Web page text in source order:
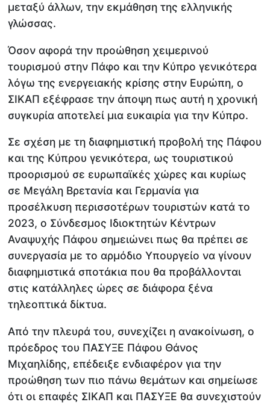
μεταξύ άλλων, την εκμάθηση της ελληνικής
γλώσσας.
Όσον αφορά την προώθηση χειμερινού
τουρισμού στην Πάφο και την Κύπρο γενικότερα
λόγω της ενεργειακής κρίσης στην Ευρώπη, ο
ΣΙΚΑΠ εξέφρασε την άποψη πως αυτή η χρονική
συγκυρία αποτελεί μια ευκαιρία για την Κύπρο.
Σε σχέση με τη διαφημιστική προβολή της Πάφου
και της Κύπρου γενικότερα, ως τουριστικού
προορισμού σε ευρωπαϊκές χώρες και κυρίως
σε Μεγάλη Βρετανία και Γερμανία για
προσέλκυση περισσοτέρων τουριστών κατά το
2023, ο Σύνδεσμος Ιδιοκτητών Κέντρων
Αναψυχής Πάφου σημειώνει πως θα πρέπει σε
συνεργασία με το αρμόδιο Υπουργείο να γίνουν
διαφημιστικά σποτάκια που θα προβάλλονται
στις κατάλληλες ώρες σε διάφορα ξένα
τηλεοπτικά δίκτυα.
Από την πλευρά του, συνεχίζει η ανακοίνωση, ο
πρόεδρος του ΠΑΣΥΞΕ Πάφου Θάνος
Μιχαηλίδης, επέδειξε ενδιαφέρον για την
προώθηση των πιο πάνω θεμάτων και σημείωσε
ότι οι επαφές ΣΙΚΑΠ και ΠΑΣΥΞΕ θα συνεχιστούν